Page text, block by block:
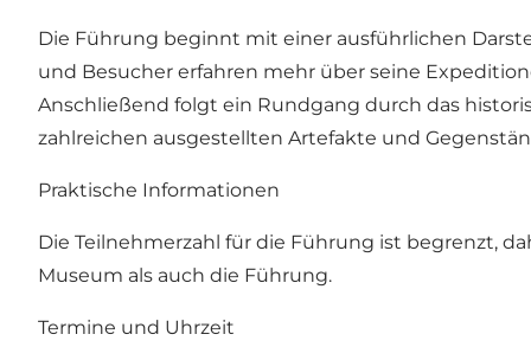
Die Führung beginnt mit einer ausführlichen
und Besucher erfahren mehr über seine
Anschließend folgt ein Rundgang durch das
zahlreichen ausgestellten Artefakte und
Praktische Informationen
Die Teilnehmerzahl für die Führung ist begrenzt,
Museum als auch die Führung.
Termine und Uhrzeit